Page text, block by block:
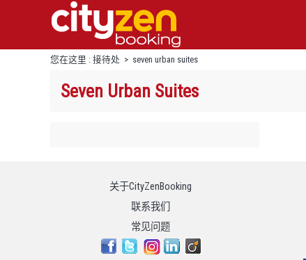
您在这里 : 接待处 > seven urban suites
Seven Urban Suites
关于CityZenBooking
联系我们
常见问题